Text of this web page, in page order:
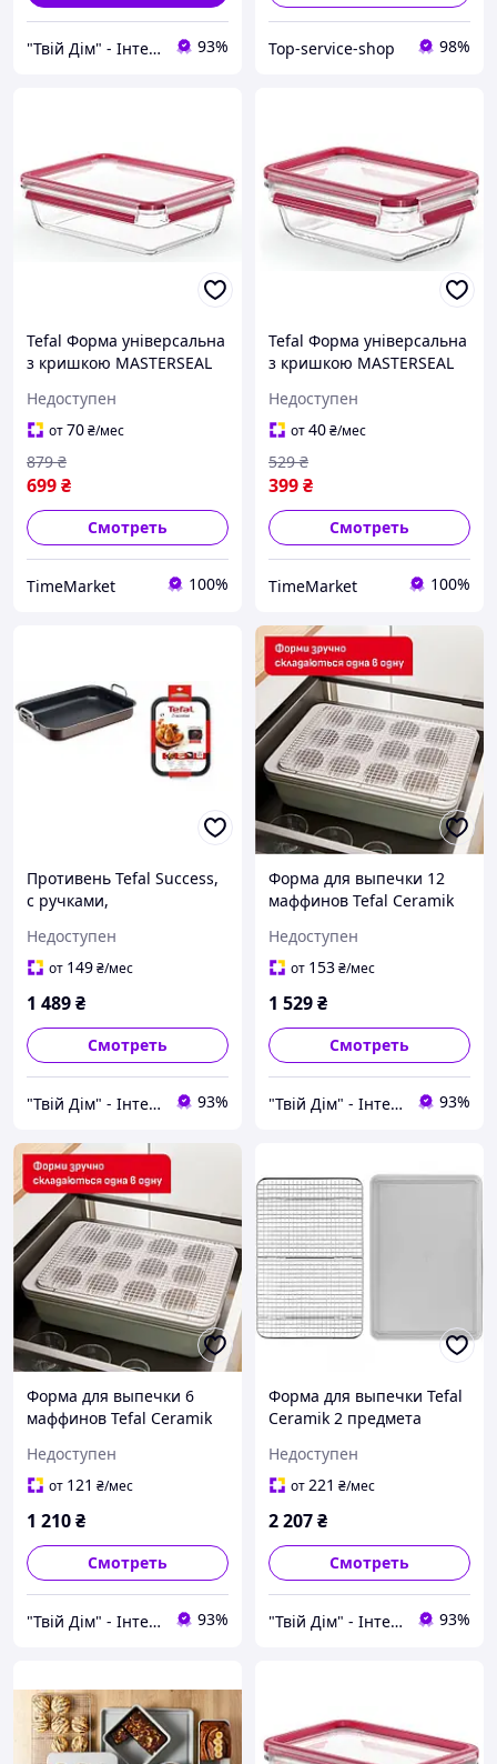
"Твій Дім" - Інтернет-гіпермаркет 93% Top-service-shop 98%
Tefal Форма універсальна
з кришкою MASTERSEAL
Недоступен
от70₴/мес
699₴
879 ₴
Смотреть
TimeMarket 100%
Tefal Форма універсальна
з кришкою MASTERSEAL
Недоступен
от40₴/мес
399₴
529 ₴
Смотреть
TimeMarket 100%
Противень Tefal Success,
с ручками,
алюминий, черный
J1605902
Недоступен
от 149₴/мес
1 489₴
Смотреть
"Твій Дім" - Інтернет-гіпермаркет 93%
Форма для выпечки 12
маффинов Tefal Ceramik
Недоступен
от 153₴/мес
1 529₴
Смотреть
"Твій Дім" - Інтернет-гіпермаркет 93%
Форма для выпечки 6
маффинов Tefal Ceramik
Недоступен
от 121 ₴/мес
1 210₴
Смотреть
"Твій Дім" - Інтернет-гіпермаркет 93%
Форма для выпечки Tefal
Ceramik 2 предмета
Недоступен
от221 ₴/мес
2 207₴
Смотреть
"Твій Дім" - Інтернет-гіпермаркет 93%